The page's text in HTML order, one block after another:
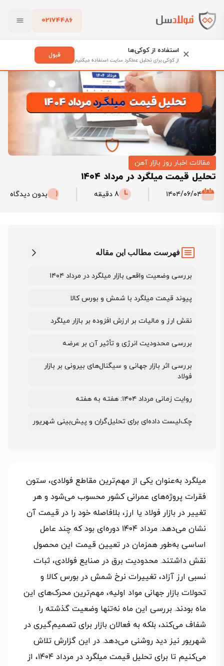
02174486
پاک کردن
فولادسل
تحلیل قیمت میلگرد در مرداد ۱۴۰۴
مقالات اخبار روز بازار آهن
تحلیل قیمت میلگرد در مرداد ۱۴۰۴
۱۴۰۴/۰۶/۰۴ 8 دقیقه بدون دیدگاه
فهرست مطالب این مقاله
بررسی وضعیت واقعی بازار میلگرد در مرداد ۱۴۰۴
پیوند قیمت میلگرد با شمش و بورس کالا
نقش ارز و مالیات بر ارزش افزوده بر بازار میلگرد
بررسی محدودیت انرژی و تأثیر آن بر عرضه
بررسی اثر بازار جهانی و سیگنال‌های بیرونی بر بازار
فولاد
روایت زمانی مرداد ۱۴۰۴: هفته به هفته
چک‌لیست داده‌ای برای تحلیل‌گران و پیش‌بینی شهریور
میلگرد به‌عنوان یکی از مهم‌ترین مقاطع فولادی، ستون
فقرات پروژه‌های عمرانی کشور محسوب می‌شود و هر
تغییر در بازار فولاد یا ارز، بلافاصله خود را در قیمت آن
نشان می‌دهد. مرداد ۱۴۰۴ دوره‌ای بود که چند عامل
اساسی به‌طور همزمان در تعیین قیمت این محصول
نقش داشتند. محدودیت برق در صنایع فولادی، ثبات
نسبی ارز آزاد، تغییرات نرخ شمش در بورس کالا و
تحولات بازار جهانی مواد اولیه، مهم‌ترین محرک‌های این
ماه بودند. بررسی این ماه نه‌تنها وضعیت گذشته را
شفاف می‌کند، بلکه به فعالان بازار برای تصمیم‌گیری در
شهریور نیز دید روشنی می‌دهد. در این گزارش تلاش
می‌کنیم تا برای تحلیل قیمت میلگرد در مرداد ۱۴۰۴، از
× استفاده از کوکی‌ها
از کوکی برای تحلیل عملکرد سایت استفاده میکنیم
قبول